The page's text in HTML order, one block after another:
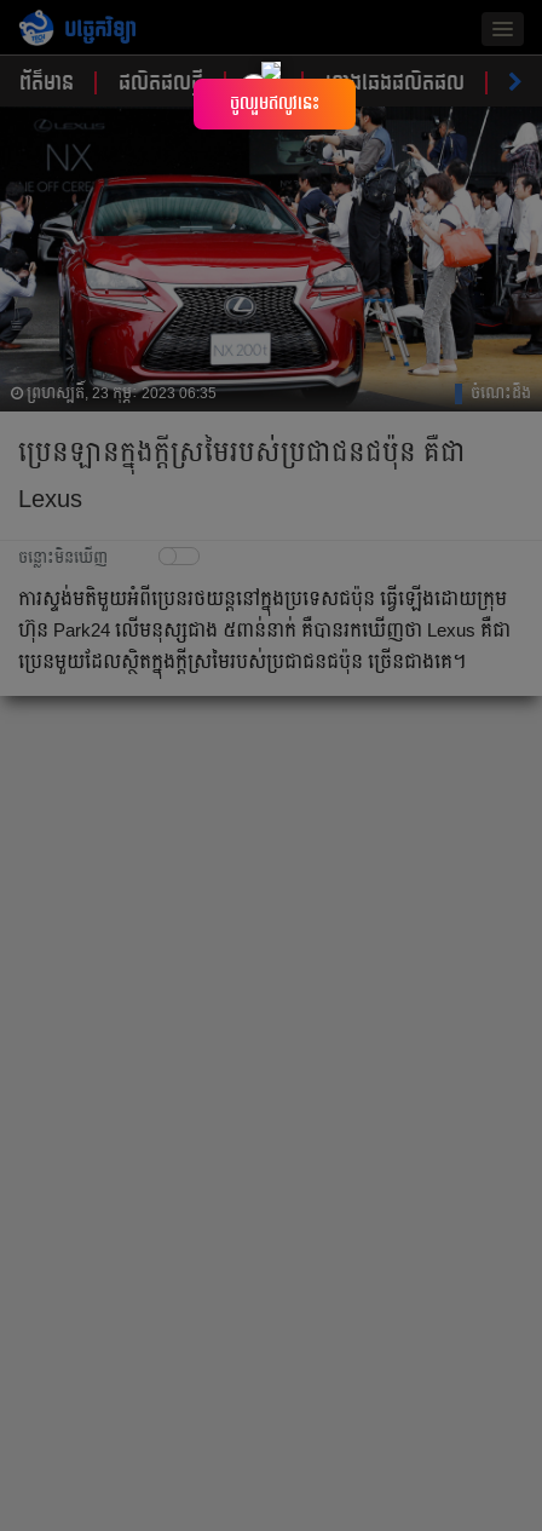
បច្ចេកវិទ្យា
ព័ត៌មាន ផលិតផលថ្មី គន្លឹះ ហាងឆេងផលិតផល ចំណ
ព្រហស្បតិ៍, 23 កុម្ភៈ 2023 06:35 ចំណេះដឹង
ប្រេនឡាន​ក្នុងក្តីស្រមៃរបស់​ប្រជាជនជប៉ុន គឺជា
Lexus
ចន្លោះមិនឃើញ
ការស្ទង់មតិ​មួយអំពី​ប្រេន​រថយន្ត​នៅក្នុងប្រទេសជប៉ុន ធ្វើឡើង​ដោយក្រុម
ហ៊ុន Park24 លើ​មនុស្ស​ជាង ៥ពាន់នាក់ គឺបាន​រកឃើញថា Lexus គឺ​ជា
ប្រេន​មួយ​ដែលស្ថិតក្នុង​ក្តីស្រមៃរបស់​ប្រជាជន​ជប៉ុន ច្រើនជាងគេ។
×
ចូលរួមឥលូវនេះ